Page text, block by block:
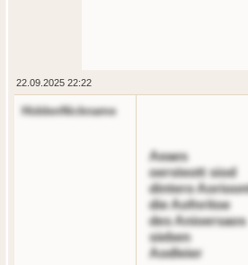
22.09.2025 22:22
HiddenNickname
Aeaes
oersteott siod
dintero
die Aofnritoe
des Anioersaos
sieben
Aodleier